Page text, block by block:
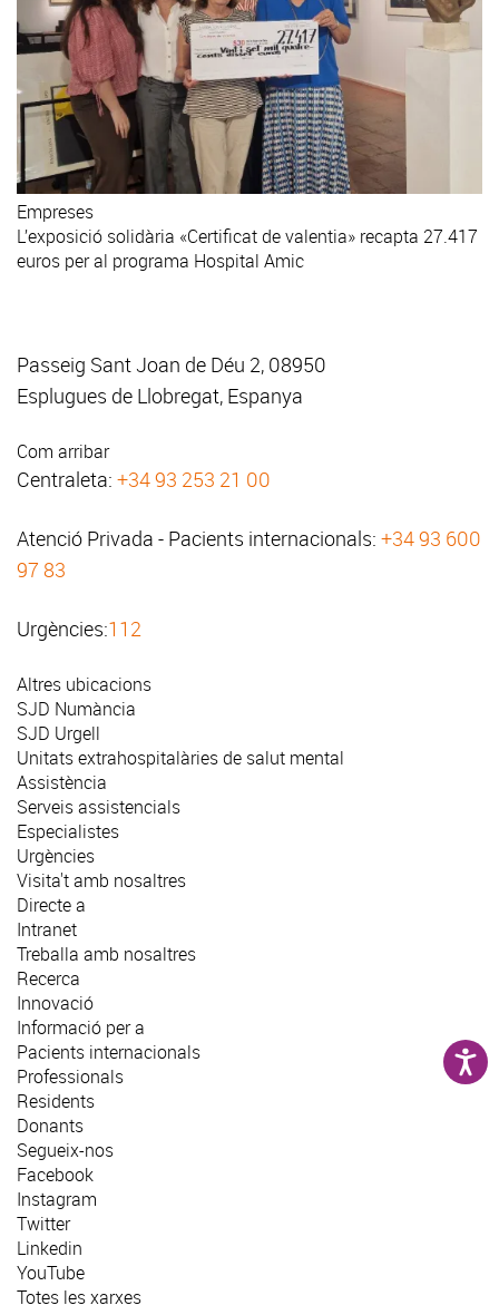
Empreses
L’exposició solidària «Certificat de valentia» recapta 27.417
euros per al programa Hospital Amic
Passeig Sant Joan de Déu 2, 08950
Esplugues de Llobregat, Espanya
Com arribar
Centraleta: +34 93 253 21 00
Atenció Privada - Pacients internacionals: +34 93 600
97 83
Urgències:112
Altres ubicacions
SJD Numància
SJD Urgell
Unitats extrahospitalàries de salut mental
Assistència
Serveis assistencials
Especialistes
Urgències
Visita't amb nosaltres
Directe a
Intranet
Treballa amb nosaltres
Recerca
Innovació
Informació per a
Pacients internacionals
Professionals
Residents
Donants
Segueix-nos
Facebook
Instagram
Twitter
Linkedin
YouTube
Totes les xarxes